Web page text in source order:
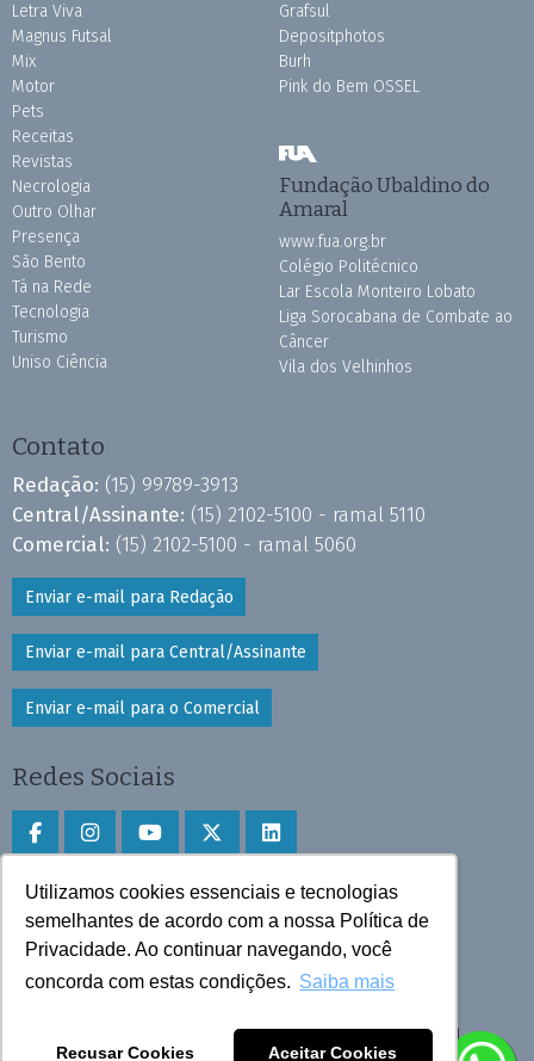
Utilizamos cookies essenciais e tecnologias
semelhantes de acordo com a nossa Política de
Privacidade. Ao continuar navegando, você
concorda com estas condições. Saiba mais
Recusar Cookies Aceitar Cookies
Letra Viva
Magnus Futsal
Mix
Motor
Pets
Receitas
Revistas
Necrologia
Outro Olhar
Presença
São Bento
Tá na Rede
Tecnologia
Turismo
Uniso Ciência
Grafsul
Depositphotos
Burh
Pink do Bem OSSEL
Fundação Ubaldino do
Amaral
www.fua.org.br
Colégio Politécnico
Lar Escola Monteiro Lobato
Liga Sorocabana de Combate ao
Câncer
Vila dos Velhinhos
Contato
Redação: (15) 99789-3913
Central/Assinante: (15) 2102-5100 - ramal 5110
Comercial: (15) 2102-5100 - ramal 5060
Enviar e-mail para Redação
Enviar e-mail para Central/Assinante
Enviar e-mail para o Comercial
Redes Sociais
Faça download do aplicativo
Play Store e App Store
Todos os direitos reservados © 2025 Cruzeiro do Sul